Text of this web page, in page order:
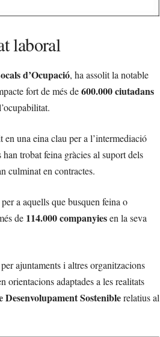
laboral
d’Ocupació, ha assolit la notable
fort de més de600.000 ciutadans
una eina clau per a l’intermediació
han trobat feina gràcies al suport dels
culminat en contractes.
a aquells que busquen feina o
de 114.000 companyiesen la seva
ajuntaments i altres organitzacions
orientacions adaptades a les realitats
Desenvolupament Sosteniblerelatius al